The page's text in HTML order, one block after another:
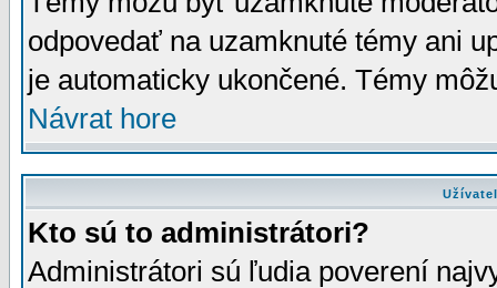
odpovedať na uzamknuté témy ani
je automaticky ukončené. Témy
Návrat hore
Kto sú to administrátori?
Administrátori sú ľudia poverení